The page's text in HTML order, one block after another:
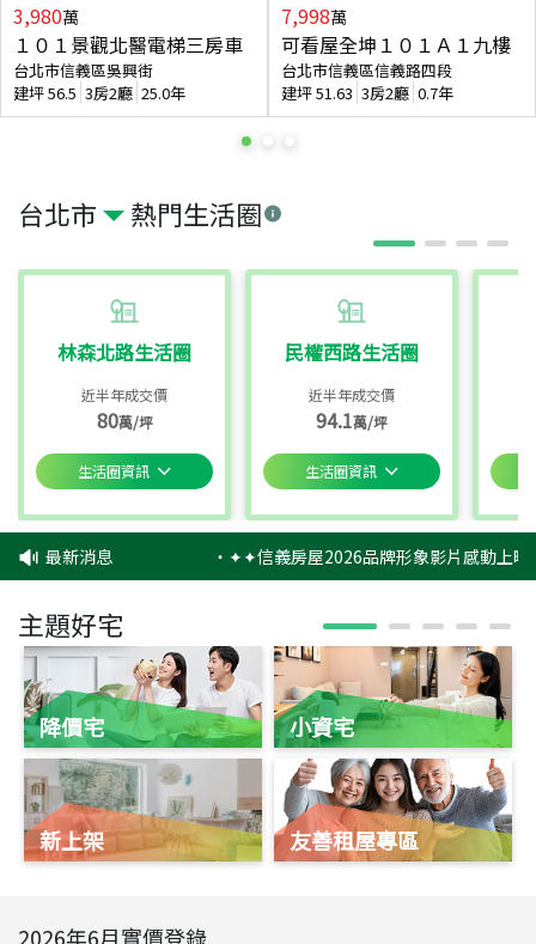
台北市 熱門生活圈
林森北路生活圈
近半年成交價
80萬/坪
生活圈資訊
民權西路生活圈
近半年成交價
94.1萬/坪
生活圈資訊
3,980萬
１０１景觀北醫電梯三房車
台北市信義區吳興街
建坪56.5 3房2廳 25.0年
7,998萬
可看屋全坤１０１Ａ１九樓
台北市信義區信義路四段
建坪51.63 3房2廳 0.7年
最新消息 ‧✦✦信義房屋2026品牌形象影片感動上映
主題好宅
降價宅
新上架
小資宅
友善租屋專區
2026年6月實價登錄